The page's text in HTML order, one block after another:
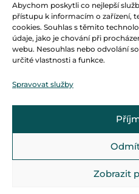
Abychom poskytli co nejlepší
přístupu k informacím o zařízení,
cookies. Souhlas s těmito
údaje, jako je chování při
webu. Nesouhlas nebo odvolání
určité vlastnosti a funkce.
Spravovat služby
Zobrazit
email
webhttp://